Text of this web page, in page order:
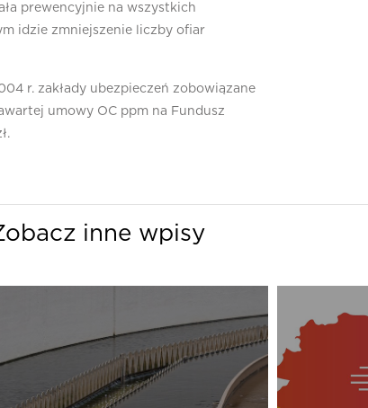
prewencyjnie na wszystkich
idzie zmniejszenie liczby ofiar
r. zakłady ubezpieczeń zobowiązane
umowy OC ppm na Fundusz
inne wpisy